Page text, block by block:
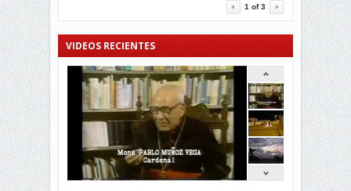
1 of3
VIDEOS RECIENTES